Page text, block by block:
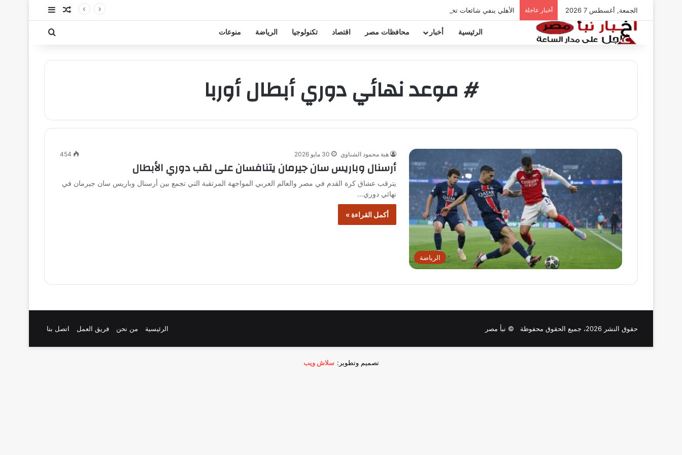
الجمعة, أغسطس 7 2026 أخبار عاجلة الأهلي ينفي شائعات تخفيض عقود زيزو والشناوي مقال عشوائي
إضافة عمود
الرئيسية أخبار محافظات مصر اقتصاد تكنولوجيا الرياضة منوعات بحث عن
# موعد نهائي دوري أبطال أوربا
الرياضة
هبة محمود الشناوي 30 مايو 2026 454
أرسنال وباريس سان جيرمان يتنافسان على لقب دوري الأبطال
يترقب عشاق كرة القدم في مصر والعالم العربي المواجهة المرتقبة التي تجمع بين أرسنال وباريس سان جيرمان في
نهائي دوري…
أكمل القراءة »
حقوق النشر 2026، جميع الحقوق محفوظة © نبأ مصر الرئيسية من نحن فريق العمل اتصل بنا
تصميم وتطوير: سلاش ويب